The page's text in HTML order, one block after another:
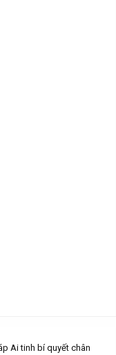
Ai tinh bí quyết chân